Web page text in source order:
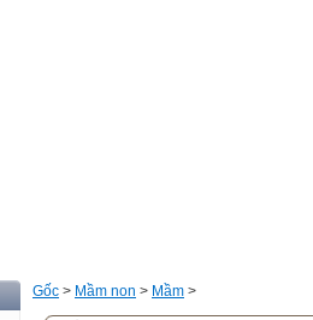
Gốc > Mầm non > Mầm >